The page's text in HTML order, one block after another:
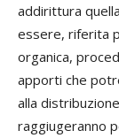
addirittura
essere, riferita
organica,
apporti che
alla
raggiugeranno